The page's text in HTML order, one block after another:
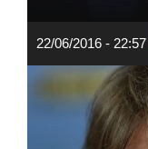
22/06/2016 - 22:57